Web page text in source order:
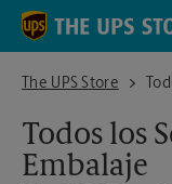
Skip to content
Return to Nav
The UPS Store
The UPS Store 302
Todos los
Embalaje